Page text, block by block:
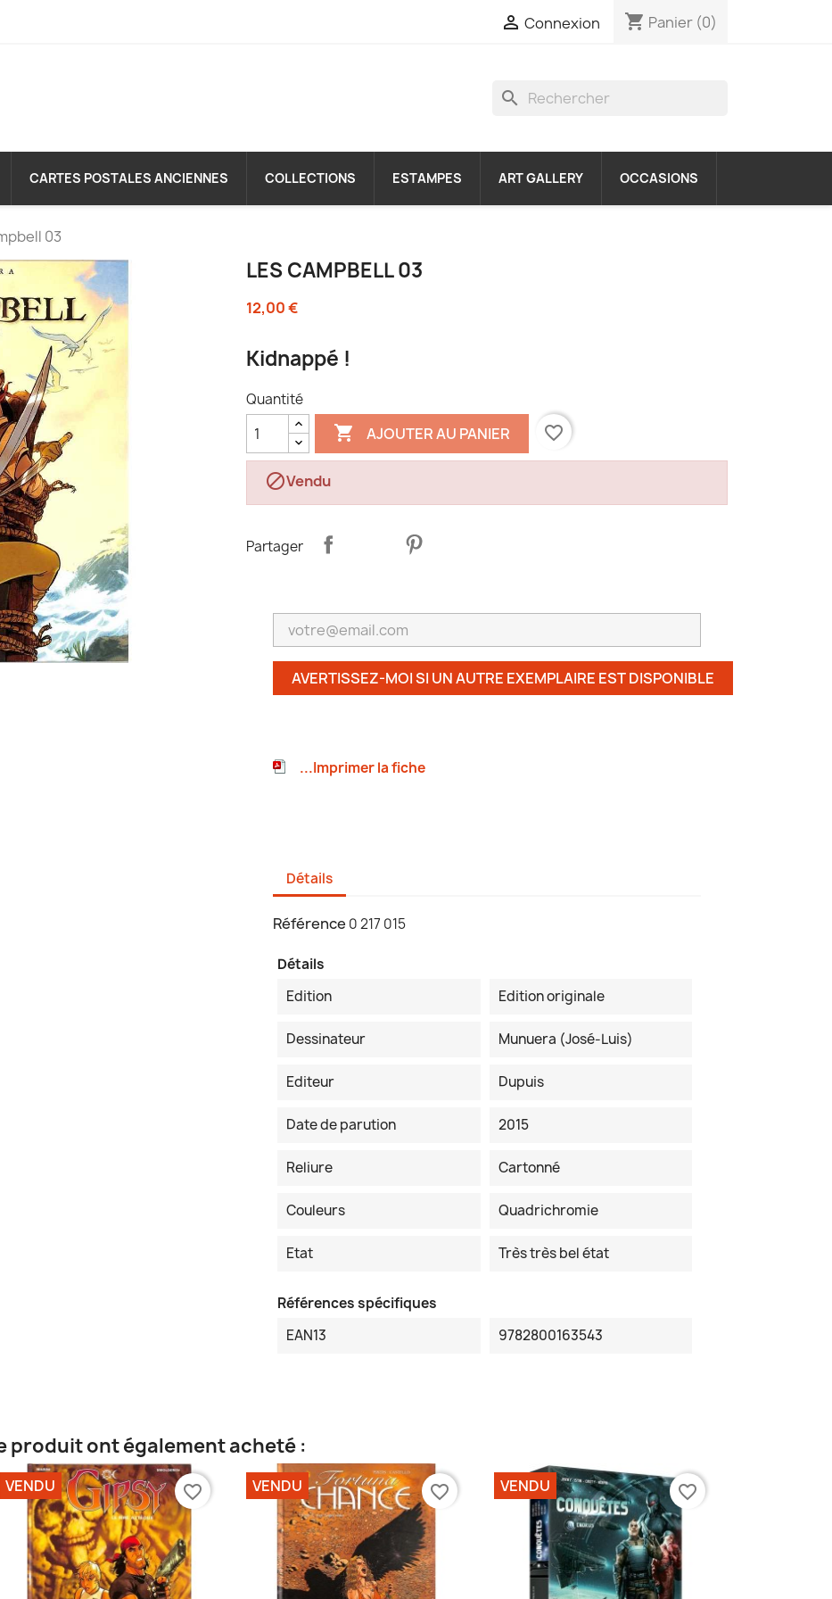
 Connexion shopping_cart Panier (0)
search
CARTES POSTALES ANCIENNES COLLECTIONS ESTAMPES ART GALLERY OCCASIONS
03
LES CAMPBELL 03
12,00 €
Kidnappé !
Quantité
 AJOUTER AU PANIER favorite_border
Vendu
Partager
AVERTISSEZ-MOI SI UN AUTRE EXEMPLAIRE EST DISPONIBLE
...Imprimer la fiche
Détails
Référence 0 217 015
Détails
Edition
Edition originale
Dessinateur Munuera (José-Luis)
Editeur Dupuis
Date de parution 2015
Reliure Cartonné
Couleurs Quadrichromie
Etat Très très bel état
Références spécifiques
EAN13
9782800163543
produit ont également acheté :
VENDU favorite_border VENDU favorite_border VENDU favorite_border